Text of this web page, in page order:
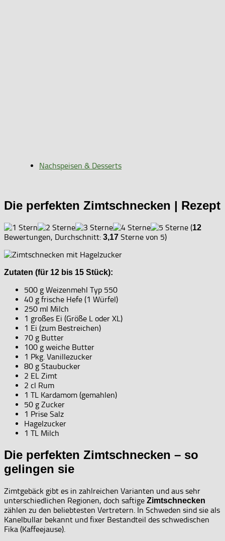
Nachspeisen & Desserts
Die perfekten Zimtschnecken | Rezept
(12
Bewertungen, Durchschnitt: 3,17 Sterne von 5)
Zutaten (für 12 bis 15 Stück):
500 g Weizenmehl Typ 550
40 g frische Hefe (1 Würfel)
250 ml Milch
1 großes Ei (Größe L oder XL)
1 Ei (zum Bestreichen)
70 g Butter
100 g weiche Butter
1 Pkg. Vanillezucker
80 g Staubucker
2 EL Zimt
2 cl Rum
1 TL Kardamom (gemahlen)
50 g Zucker
1 Prise Salz
Hagelzucker
1 TL Milch
Die perfekten Zimtschnecken – so
gelingen sie
Zimtgebäck gibt es in zahlreichen Varianten und aus sehr
unterschiedlichen Regionen, doch saftige Zimtschnecken
zählen zu den beliebtesten Vertretern. In Schweden sind sie als
Kanelbullar bekannt und fixer Bestandteil des schwedischen
Fika (Kaffeejause).